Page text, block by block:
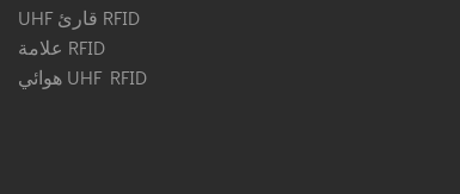
UHF قارئ RFID
علامة RFID
هوائي UHF RFID